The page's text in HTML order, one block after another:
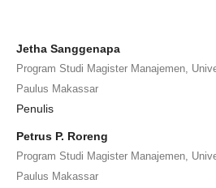
Jetha Sanggenapa
Program Studi Magister Manajemen,
Paulus Makassar
Penulis
Petrus P. Roreng
Program Studi Magister Manajemen,
Paulus Makassar